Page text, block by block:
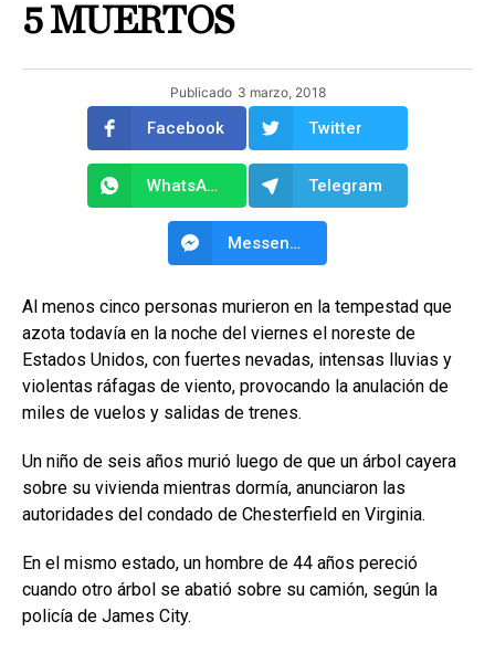
5 MUERTOS
Publicado 3 marzo, 2018
Facebook Twitter
WhatsApp Telegram
Messenger
Al menos cinco personas murieron en la tempestad que
azota todavía en la noche del viernes el noreste de
Estados Unidos, con fuertes nevadas, intensas lluvias y
violentas ráfagas de viento, provocando la anulación de
miles de vuelos y salidas de trenes.
Un niño de seis años murió luego de que un árbol cayera
sobre su vivienda mientras dormía, anunciaron las
autoridades del condado de Chesterfield en Virginia.
En el mismo estado, un hombre de 44 años pereció
cuando otro árbol se abatió sobre su camión, según la
policía de James City.